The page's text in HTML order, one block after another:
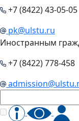
+7 (8422) 43-05-05
pk@ulstu.ru
Иностранным
+7 (8422) 778-458